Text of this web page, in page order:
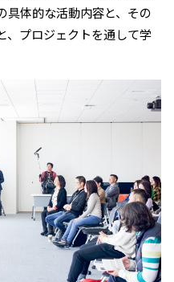
具体的な活動内容と、その
、プロジェクトを通して学